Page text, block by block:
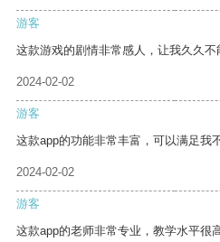
游客
这款游戏的剧情非常感人，让我久久不
2024-02-02
游客
这款app的功能非常丰富，可以满足我
2024-02-02
游客
这款app的老师非常专业，教学水平很